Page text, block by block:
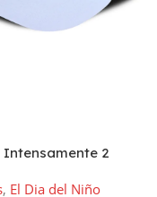
Intensamente 2
, El Dia del Niño